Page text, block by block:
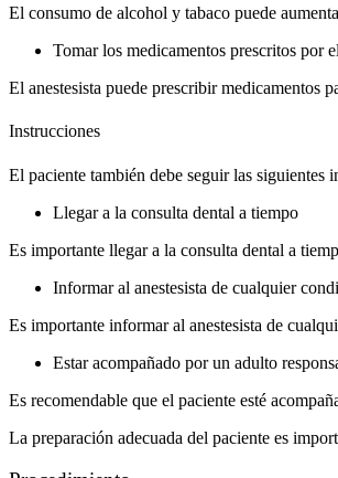
El consumo de alcohol y tabaco puede
Tomar los medicamentos prescritos por
El anestesista puede prescribir medicamentos
Instrucciones
El paciente también debe seguir las siguientes
Llegar a la consulta dental a tiempo
Es importante llegar a la consulta dental a
Informar al anestesista de cualquier
Es importante informar al anestesista de
Estar acompañado por un adulto
Es recomendable que el paciente esté
La preparación adecuada del paciente es